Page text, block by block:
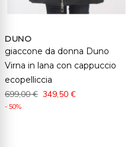
DUNO
giaccone da donna Duno
Virna in lana con cappuccio
ecopelliccia
699,00 € 349,50 €
- 50%